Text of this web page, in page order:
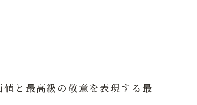
と最高級の敬意を表現する最